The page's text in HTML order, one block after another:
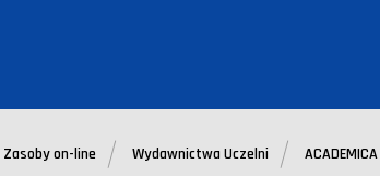
Zasoby on-line Wydawnictwa Uczelni ACADEMICA